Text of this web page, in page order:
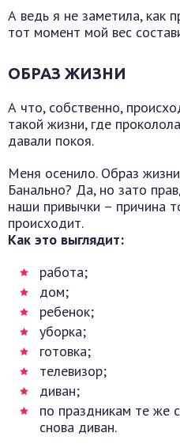
А ведь я не заметила, как
тот момент мой вес
ОБРАЗ ЖИЗНИ
А что, собственно,
такой жизни, где
давали покоя.
Меня осенило. Образ
Банально? Да, но зато
наши привычки – причина
происходит.
Как это выглядит:
работа;
дом;
ребенок;
уборка;
готовка;
телевизор;
диван;
по праздникам те же
снова диван.